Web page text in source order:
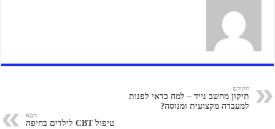
הקודם
תיקון מחשב נייד – למה כדאי לפנות
למעבדה מקצועית ומנוסה?
הבא
טיפול CBT לילדים בחיפה